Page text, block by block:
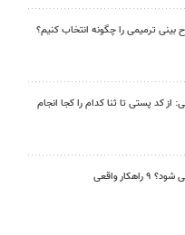
بینی ترمیمی را چگونه انتخاب کنیم؟
از کد پستی تا ثنا کدام را کجا انجام
واقعی